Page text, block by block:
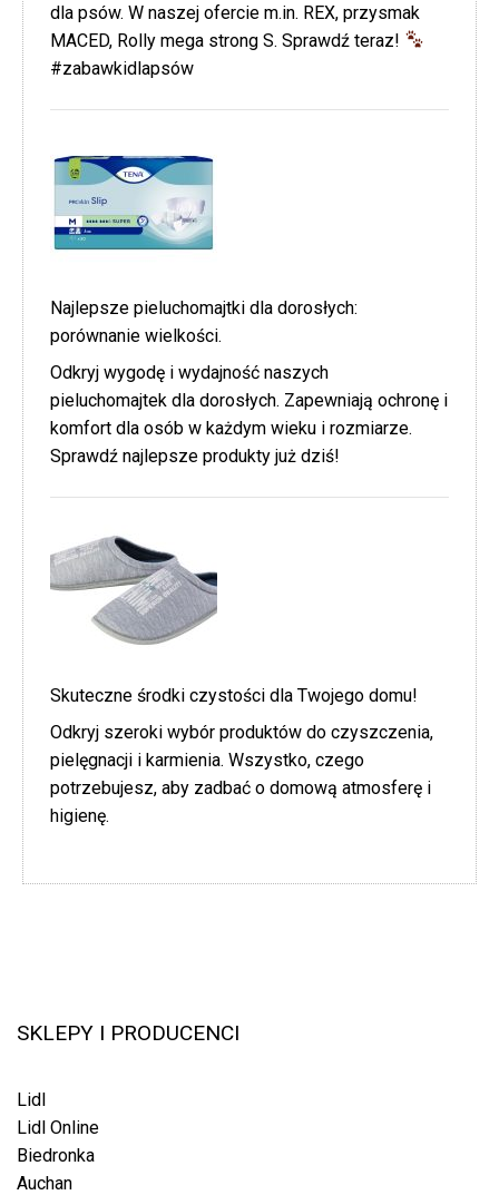
dla psów. W naszej ofercie m.in. REX, przysmak
MACED, Rolly mega strong S. Sprawdź teraz!
#zabawkidlapsów
Najlepsze pieluchomajtki dla dorosłych:
porównanie wielkości.
Odkryj wygodę i wydajność naszych
pieluchomajtek dla dorosłych. Zapewniają ochronę i
komfort dla osób w każdym wieku i rozmiarze.
Sprawdź najlepsze produkty już dziś!
Skuteczne środki czystości dla Twojego domu!
Odkryj szeroki wybór produktów do czyszczenia,
pielęgnacji i karmienia. Wszystko, czego
potrzebujesz, aby zadbać o domową atmosferę i
higienę.
SKLEPY I PRODUCENCI
Lidl
Lidl Online
Biedronka
Auchan